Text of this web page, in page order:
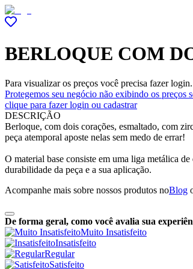
BERLOQUE COM
Para visualizar os preços você precisa fazer login.
Protegemos seu negócio não exibindo os preços
clique para fazer login ou cadastrar
DESCRIÇÃO
Berloque, com dois corações, esmaltado, com
peça atemporal aposte nelas sem medo de errar!
O material base consiste em uma liga metálica
durabilidade da peça e a sua aplicação.
Acompanhe mais sobre nossos produtos noBlog
De forma geral, como você avalia sua
Muito Insatisfeito
Insatisfeito
Regular
Satisfeito